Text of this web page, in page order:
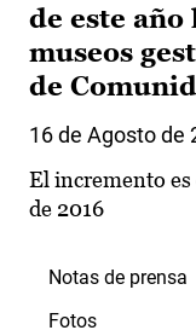
de este año
museos
de
16 de Agosto de
El incremento
de 2016
Notas de prensa
Fotos